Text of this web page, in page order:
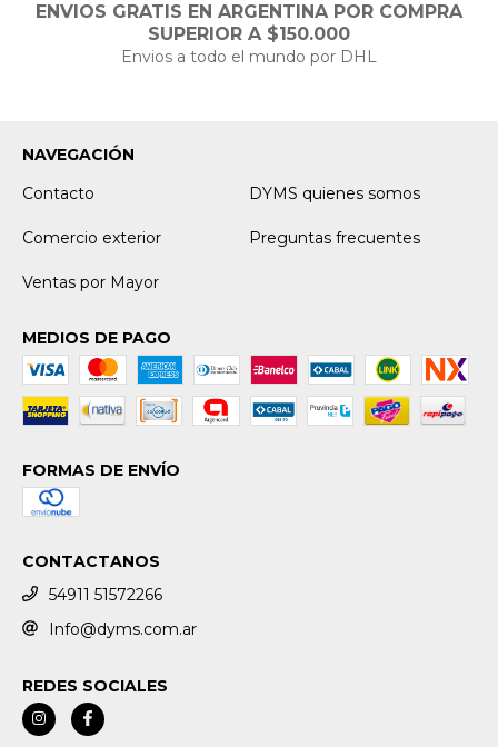
ENVIOS GRATIS EN ARGENTINA POR COMPRA
SUPERIOR A $150.000
Envios a todo el mundo por DHL
NAVEGACIÓN
Contacto
DYMS quienes somos
Comercio exterior Preguntas frecuentes
Ventas por Mayor
MEDIOS DE PAGO
FORMAS DE ENVÍO
CONTACTANOS
54911 51572266
Info@dyms.com.ar
REDES SOCIALES